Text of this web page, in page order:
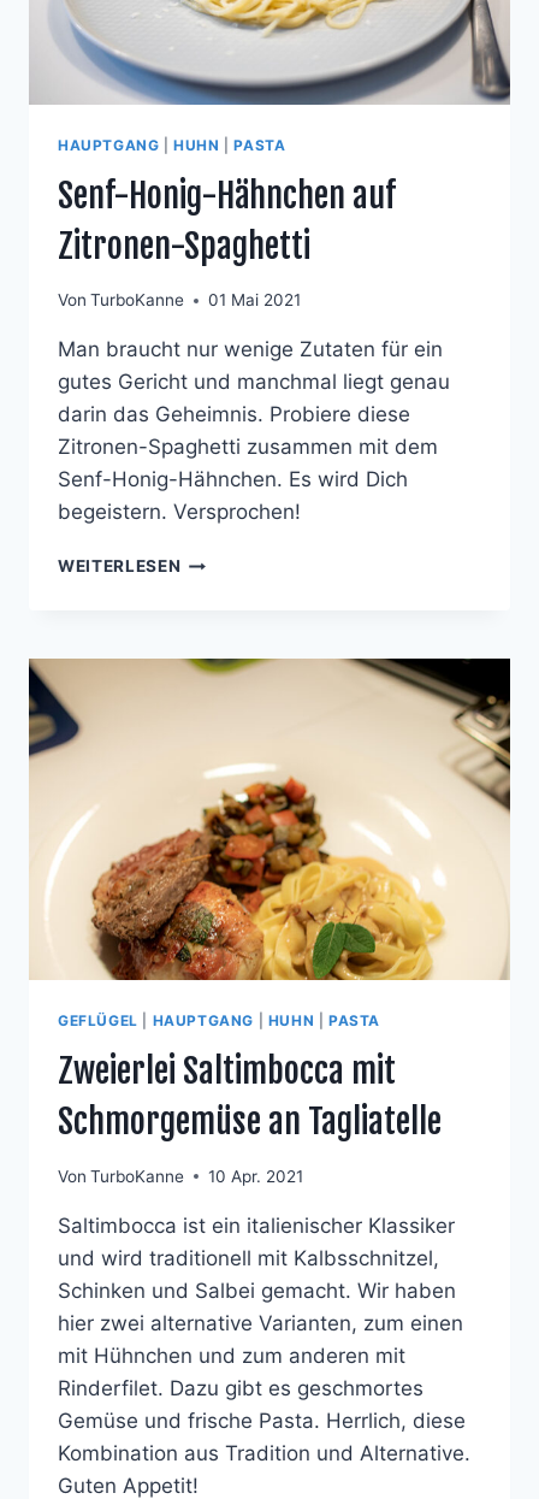
HAUPTGANG |HUHN |PASTA
Senf-Honig-Hähnchen auf
Zitronen-Spaghetti
Von TurboKanne 01 Mai 2021
Man braucht nur wenige Zutaten für ein
gutes Gericht und manchmal liegt genau
darin das Geheimnis. Probiere diese
Zitronen-Spaghetti zusammen mit dem
Senf-Honig-Hähnchen. Es wird Dich
begeistern. Versprochen!
WEITERLESEN SENF-
ZITRONEN-
GEFLÜGEL HAUPTGANG HUHN PASTA
Zweierlei Saltimbocca mit
Schmorgemüse an Tagliatelle
Von TurboKanne 10 Apr. 2021
Saltimbocca ist ein italienischer Klassiker
und wird traditionell mit Kalbsschnitzel,
Schinken und Salbei gemacht. Wir haben
hier zwei alternative Varianten, zum einen
mit Hühnchen und zum anderen mit
Rinderfilet. Dazu gibt es geschmortes
Gemüse und frische Pasta. Herrlich, diese
Kombination aus Tradition und Alternative.
Guten Appetit!